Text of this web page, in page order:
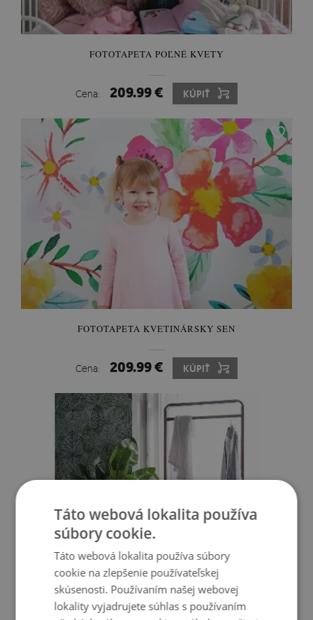
FOTOTAPETA POĽNÉ KVETY
Cena: 209.99 € KÚPIŤ
FOTOTAPETA KVETINÁRSKY SEN
Cena: 209.99 € KÚPIŤ
FOTOTAPETA LINKY, ČIARY, VŠADE
Táto webová lokalita používa
súbory cookie.
Táto webová lokalita používa súbory
cookie na zlepšenie používateľskej
skúsenosti. Používaním našej webovej
lokality vyjadrujete súhlas s používaním